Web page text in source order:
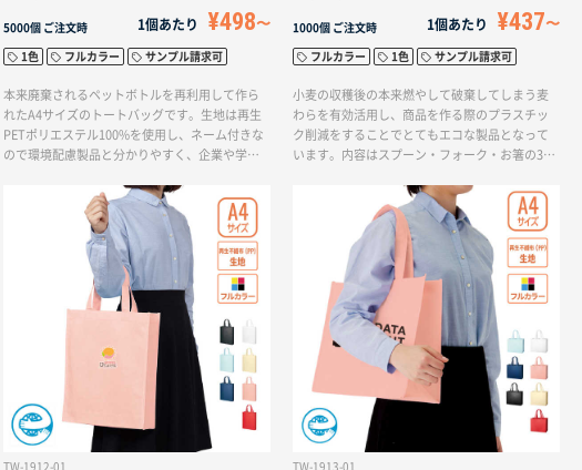
5000個 ご注文時 1個あたり ¥498
1色 フルカラー サンプル請求可
本来廃棄されるペットボトルを再利用して作ら
れたA4サイズのトートバッグです。生地は再生
PETポリエステル100%を使用し、ネーム付きな
ので環境配慮製品と分かりやすく、企業や学校
りです。ペットボトルの再利用は、海洋プラス
チック問題の改善や二酸化炭素排出の抑制など
環境保全に貢献します。使用している再生PET素
材は第三者認証を取得しており安心の品質で
す。本体色は全5色展開。ベーシックカラーのア
イボリー・ネイビー・ブラックから、トレンド
のベージュ、スモークブルーを取り揃え環境配
慮を感じさせる優しいカラー展開です。
1000個 ご注文時 1個あたり ¥437
フルカラー 1色 サンプル請求可
小麦の収穫後の本来燃やして破棄してしまう麦
わらを有効活用し、商品を作る際のプラスチッ
ク削減をすることでとてもエコな製品となって
います。内容はスプーン・フォーク・お箸の3点
色の中からお選びいただけます。
TW-1912-01 TW-1913-01